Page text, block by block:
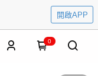
開啟APP
0